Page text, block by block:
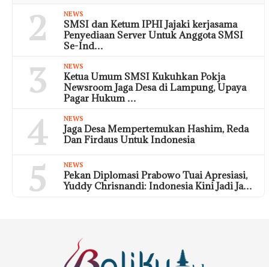
2 NEWS
SMSI dan Ketum IPHI Jajaki kerjasama
Penyediaan Server Untuk Anggota SMSI
Se-Ind…
3 NEWS
Ketua Umum SMSI Kukuhkan Pokja
Newsroom Jaga Desa di Lampung, Upaya
Pagar Hukum …
4 NEWS
Jaga Desa Mempertemukan Hashim, Reda
Dan Firdaus Untuk Indonesia
5 NEWS
Pekan Diplomasi Prabowo Tuai Apresiasi,
Yuddy Chrisnandi: Indonesia Kini Jadi Ja…